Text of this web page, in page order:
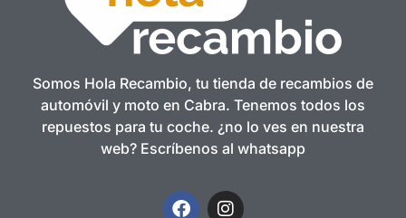
Somos Hola Recambio, tu tienda de recambios de
automóvil y moto en Cabra. Tenemos todos los
repuestos para tu coche. ¿no lo ves en nuestra
web? Escríbenos al whatsapp